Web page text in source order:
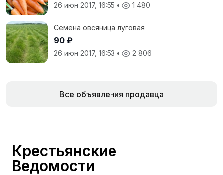
26 июн 2017, 16:55 • 1 480
Семена овсяница луговая
90 ₽
26 июн 2017, 16:53 • 2 806
Все объявления продавца
Крестьянские
Ведомости